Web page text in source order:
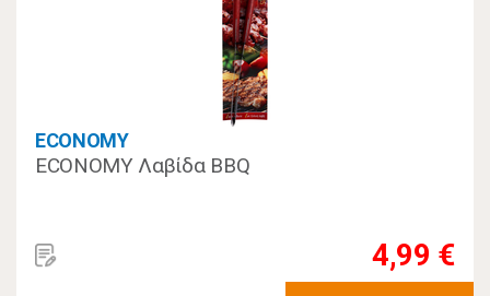
ECONOMY
ECONOMY Λαβίδα BBQ
4,99 €